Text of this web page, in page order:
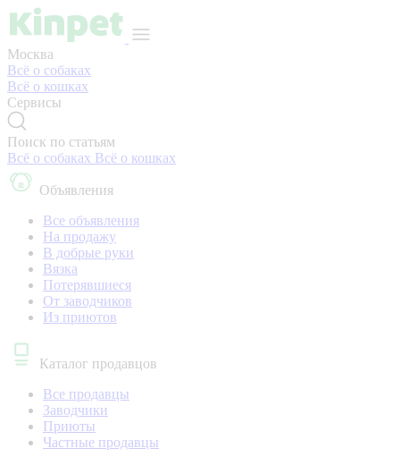
Москва
Всё о собаках
Всё о кошках
Сервисы
Поиск по статьям
Всё о собаках Всё о кошках
Объявления
Все объявления
На продажу
В добрые руки
Вязка
Потерявшиеся
От заводчиков
Из приютов
Каталог продавцов
Все продавцы
Заводчики
Приюты
Частные продавцы